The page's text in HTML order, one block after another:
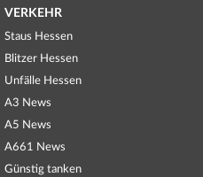
VERKEHR
Staus Hessen
Blitzer Hessen
Unfälle Hessen
A3 News
A5 News
A661 News
Günstig tanken